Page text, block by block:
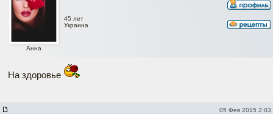
Анна
45 лет
Украина
На здоровье
05 Фев 2015 2:03